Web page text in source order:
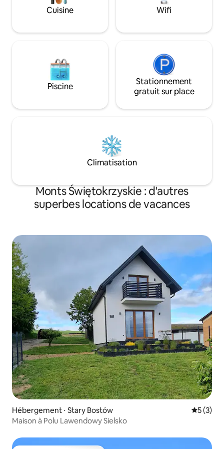
plein air du village de Kielce * - payant en
Cuisine Wifi
Piscine
Stationnement
gratuit sur place
Climatisation
Monts Świętokrzyskie : d'autres
superbes locations de vacances
Hébergement ⋅ Stary Bostów
5 (3)
Maison à Polu Lawendowy Sielsko